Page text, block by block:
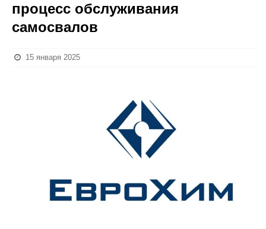
процесс обслуживания
самосвалов
15 января 2025